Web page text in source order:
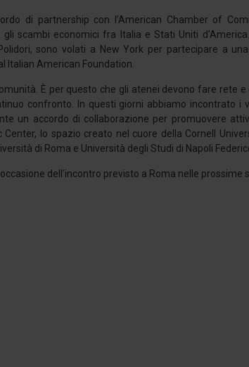
di partnership con l’American Chamber of
scambi economici fra Italia e Stati Uniti
sono volati a New York per partecipare a
Italian American Foundation.
È per questo che gli atenei devono fare rete
confronto. In questi giorni abbiamo incontrato i
un accordo di collaborazione per promuovere
lo spazio creato nel cuore della Cornell
di Roma e Università degli Studi di Napoli Federico
dell’incontro previsto a Roma nelle prossime